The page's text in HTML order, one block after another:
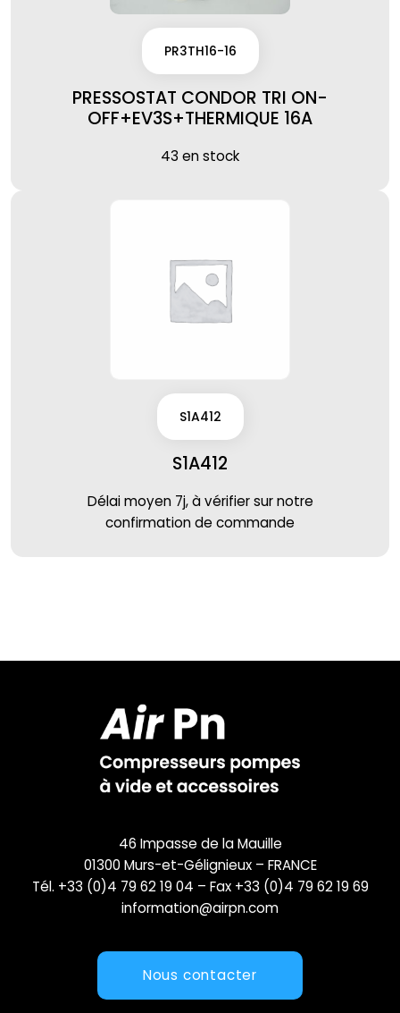
PR3TH16-16
PRESSOSTAT CONDOR TRI ON-
OFF+EV3S+THERMIQUE 16A
43 en stock
S1A412
S1A412
Délai moyen 7j, à vérifier sur notre
confirmation de commande
46 Impasse de la Mauille
01300 Murs-et-Gélignieux – FRANCE
Tél. +33 (0)4 79 62 19 04 – Fax +33 (0)4 79 62 19 69
information@airpn.com
Nous contacter